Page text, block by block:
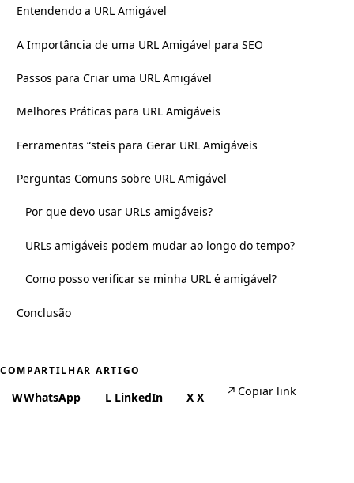
Entendendo a URL Amigável
A Importância de uma URL Amigável para SEO
Passos para Criar uma URL Amigável
Melhores Práticas para URL Amigáveis
Ferramentas “steis para Gerar URL Amigáveis
Perguntas Comuns sobre URL Amigável
Por que devo usar URLs amigáveis?
URLs amigáveis podem mudar ao longo do tempo?
Como posso verificar se minha URL é amigável?
Conclusão
COMPARTILHAR ARTIGO
WWhatsApp L LinkedIn X X ↗ Copiar link